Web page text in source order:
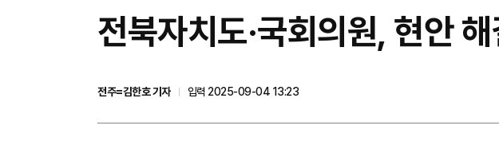
전북자치도·국회의원, 현안
전주=김한호 기자
입력 2025-09-04 13:23